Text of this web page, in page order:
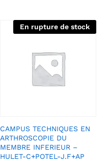
En rupture de stock
CAMPUS TECHNIQUES EN
ARTHROSCOPIE DU
MEMBRE INFERIEUR –
HULET-C+POTEL-J.F+AP